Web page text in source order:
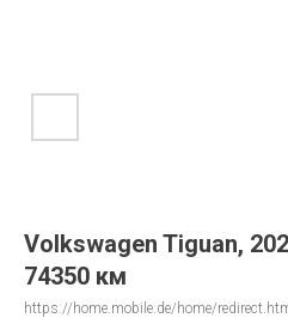
Volkswagen Tiguan,
74350 км
https://home.mobile.de/home/